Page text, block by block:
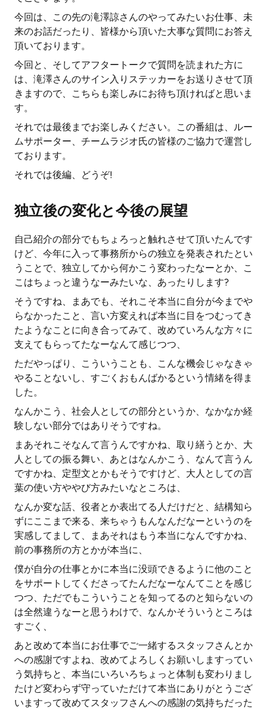
今回は、この先の滝澤諒さんのやってみたいお仕事、未
来のお話だったり、皆様から頂いた大事な質問にお答え
頂いております。
今回と、そしてアフタートークで質問を読まれた方に
は、滝澤さんのサイン入りステッカーをお送りさせて頂
きますので、こちらも楽しみにお待ち頂ければと思いま
す。
それでは最後までお楽しみください。この番組は、ルー
ムサポーター、チームラジオ氏の皆様のご協力で運営し
ております。
それでは後編、どうぞ!
独立後の変化と今後の展望
自己紹介の部分でもちょろっと触れさせて頂いたんです
けど、今年に入って事務所からの独立を発表されたとい
うことで、独立してから何かこう変わったなーとか、こ
こはちょっと違うなーみたいな、あったりします?
そうですね、まあでも、それこそ本当に自分が今までや
らなかったこと、言い方変えれば本当に目をつむってき
たようなことに向き合ってみて、改めていろんな方々に
支えてもらってたなーなんて感じつつ、
ただやっぱり、こういうことも、こんな機会じゃなきゃ
やることないし、すごくおもんばかるという情緒を得ま
した。
なんかこう、社会人としての部分というか、なかなか経
験しない部分ではありそうですね。
まあそれこそなんて言うんですかね、取り繕うとか、大
人としての振る舞い、あとはなんかこう、なんて言うん
ですかね、定型文とかもそうですけど、大人としての言
葉の使い方ややび方みたいなところは、
なんか変な話、役者とか表出てる人だけだと、結構知ら
ずにここまで来る、来ちゃうもんなんだなーというのを
実感してまして、まあそれはもう本当になんですかね、
前の事務所の方とかが本当に、
僕が自分の仕事とかに本当に没頭できるように他のこと
をサポートしてくださってたんだなーなんてことを感じ
つつ、ただでもこういうことを知ってるのと知らないの
は全然違うなーと思うわけで、なんかそういうところは
すごく、
あと改めて本当にお仕事でご一緒するスタッフさんとか
への感謝ですよね、改めてよろしくお願いしますってい
う気持ちと、本当にいろいろちょっと体制も変わりまし
たけど変わらず守っていただけて本当にありがとうござ
いますって改めてスタッフさんへの感謝の気持ちだった